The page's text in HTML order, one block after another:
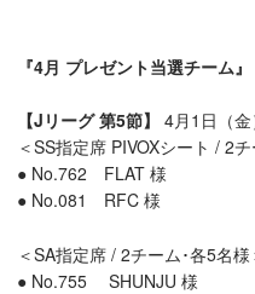
『4月 プレゼント当選チーム』
【Jリーグ 第5節】 4月1日（
＜SS指定席 PIVOXシート / 2
● No.762 FLAT 様
● No.081 RFC 様
＜SA指定席 / 2チーム･各5名様
● No.755 SHUNJU 様